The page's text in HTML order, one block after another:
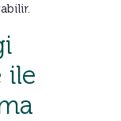
ile